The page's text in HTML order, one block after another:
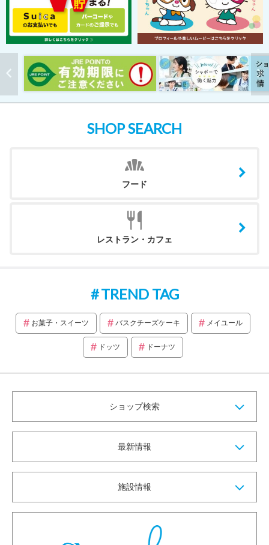
SHOP SEARCH
フード
レストラン・カフェ
TREND TAG
お菓子・スイーツ バスクチーズケーキ メイユール
ドッツ ドーナツ
ショップ検索
最新情報
施設情報